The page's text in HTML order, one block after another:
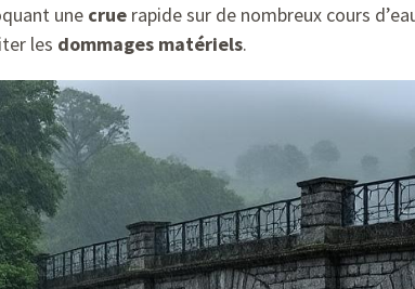
une crue rapide sur de nombreux cours
les dommages matériels.